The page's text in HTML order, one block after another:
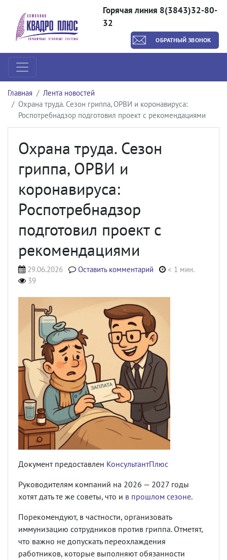
Горячая линия 8(3843)32-80-
32
ОБРАТНЫЙ ЗВОНОК
Главная
Лента новостей
Охрана труда. Сезон гриппа, ОРВИ и коронавируса:
Роспотребнадзор подготовил проект с рекомендациями
Охрана труда. Сезон
гриппа, ОРВИ и
коронавируса:
Роспотребнадзор
подготовил проект с
рекомендациями
29.06.2026 Оставить комментарий
< 1 мин.
39
Документ предоставлен КонсультантПлюс
Руководителям компаний на 2026 — 2027 годы
хотят дать те же советы, что и в прошлом сезоне.
Порекомендуют, в частности, организовать
иммунизацию сотрудников против гриппа. Отметят,
что важно не допускать переохлаждения
работников, которые выполняют обязанности